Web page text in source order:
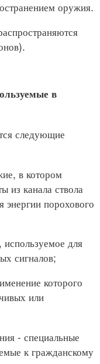
оружия.
в
следующие
в котором
из канала ствола
энергии порохового
для
сигналов;
которого
или
- специальные
к гражданскому